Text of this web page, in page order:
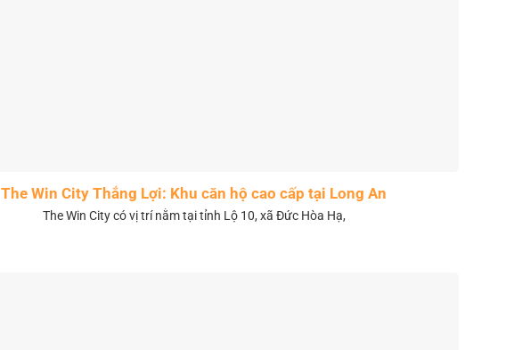
The Win City Thắng Lợi: Khu căn hộ cao cấp tại Long An
The Win City có vị trí nằm tại tỉnh Lộ 10, xã Đức Hòa Hạ,